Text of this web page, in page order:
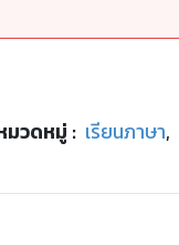
มวดหมู่ : เรียนภาษา,